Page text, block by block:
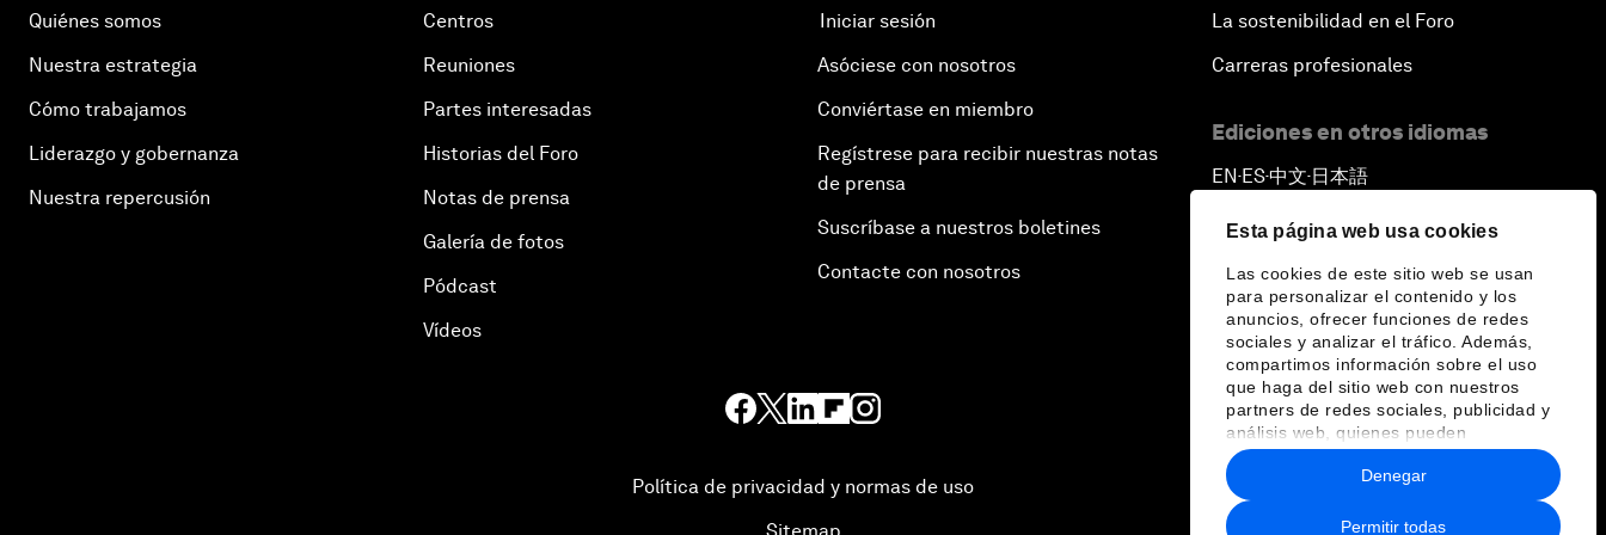
Esta página web usa cookies
Las cookies de este sitio web se usan
para personalizar el contenido y los
anuncios, ofrecer funciones de redes
sociales y analizar el tráfico. Además,
compartimos información sobre el uso
que haga del sitio web con nuestros
partners de redes sociales, publicidad y
análisis web, quienes pueden
combinarla con otra información que les
haya proporcionado o que hayan
recopilado a partir del uso que haya
hecho de sus servicios.
Permitir todas
Denegar
Quiénes somos
Nuestra estrategia
Cómo trabajamos
Liderazgo y gobernanza
Nuestra repercusión
Centros
Reuniones
Partes interesadas
Historias del Foro
Notas de prensa
Galería de fotos
Pódcast
Vídeos
Iniciar sesión
Asóciese con nosotros
Conviértase en miembro
Regístrese para recibir nuestras notas
de prensa
Suscríbase a nuestros boletines
Contacte con nosotros
La sostenibilidad en el Foro
Carreras profesionales
Ediciones en otros idiomas
EN ▪ ES▪中文▪ 日本語
Política de privacidad y normas de uso